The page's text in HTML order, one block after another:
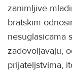
zanimljive
bratskim
nesuglasicama
zadovoljavaju,
prijateljstvima,